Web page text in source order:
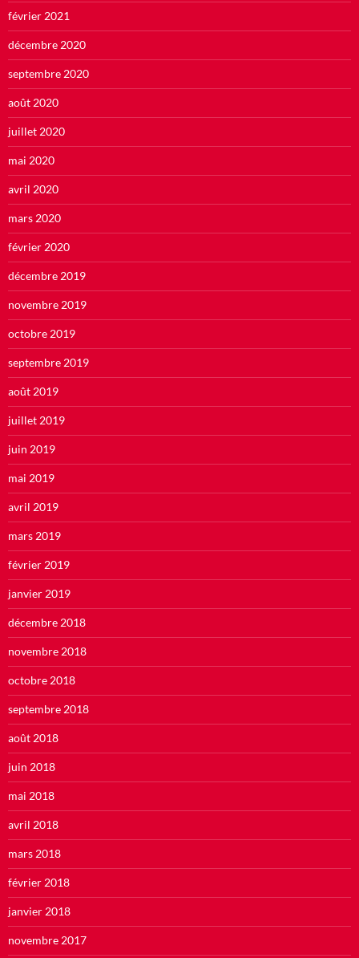
février 2021
décembre 2020
septembre 2020
août 2020
juillet 2020
mai 2020
avril 2020
mars 2020
février 2020
décembre 2019
novembre 2019
octobre 2019
septembre 2019
août 2019
juillet 2019
juin 2019
mai 2019
avril 2019
mars 2019
février 2019
janvier 2019
décembre 2018
novembre 2018
octobre 2018
septembre 2018
août 2018
juin 2018
mai 2018
avril 2018
mars 2018
février 2018
janvier 2018
novembre 2017